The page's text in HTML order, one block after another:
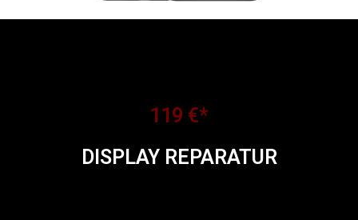
119 €*
DISPLAY REPARATUR